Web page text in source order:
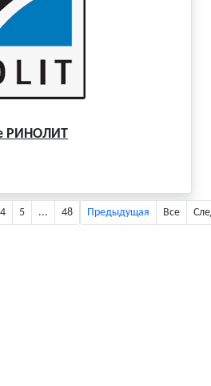
РИНОЛИТ
4 5 ... 48 Предыдущая Все